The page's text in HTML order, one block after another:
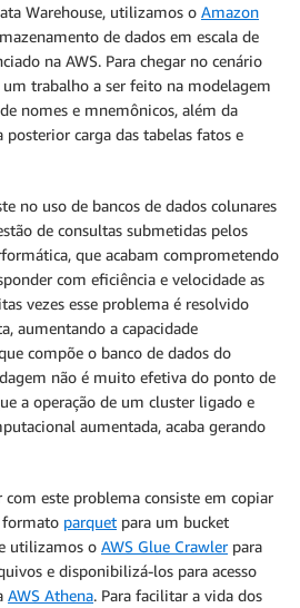
Warehouse, utilizamos o Amazon
de dados em escala de
na AWS. Para chegar no cenário
trabalho a ser feito na modelagem
nomes e mnemônicos, além da
posterior carga das tabelas fatos e
no uso de bancos de dados colunares
de consultas submetidas pelos
que acabam comprometendo
com eficiência e velocidade as
vezes esse problema é resolvido
aumentando a capacidade
compõe o banco de dados do
não é muito efetiva do ponto de
a operação de um cluster ligado e
aumentada, acaba gerando
com este problema consiste em copiar
formato parquet para um bucket
utilizamos o AWS Glue Crawlerpara
e disponibilizá-los para acesso
AWS Athena. Para facilitar a vida dos